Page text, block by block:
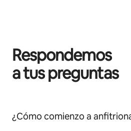
Respondemos
a tus preguntas
¿Cómo comienzo a